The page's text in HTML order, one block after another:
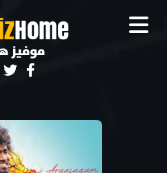
Home
موفيز